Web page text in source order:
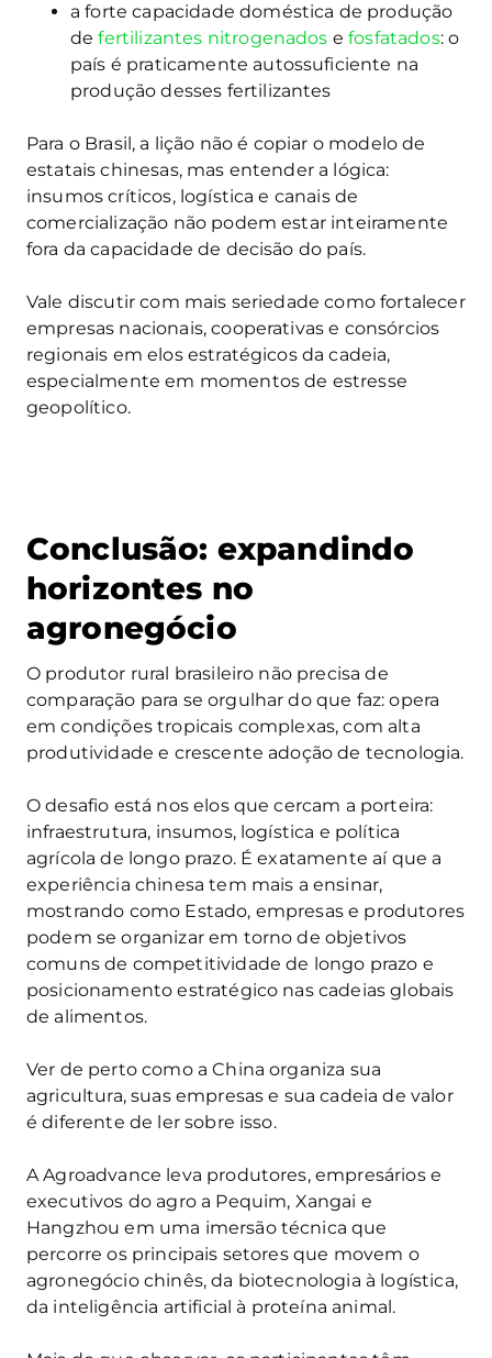
a forte capacidade doméstica de produção
defertilizantes nitrogenados efosfatados: o
país é praticamente autossuficiente na
produção desses fertilizantes
Para o Brasil, a lição não é copiar o modelo de
estatais chinesas, mas entender a lógica:
insumos críticos, logística e canais de
comercialização não podem estar inteiramente
fora da capacidade de decisão do país.
Vale discutir com mais seriedade como fortalecer
empresas nacionais, cooperativas e consórcios
regionais em elos estratégicos da cadeia,
especialmente em momentos de estresse
geopolítico.
Conclusão: expandindo
horizontes no
agronegócio
O produtor rural brasileiro não precisa de
comparação para se orgulhar do que faz: opera
em condições tropicais complexas, com alta
produtividade e crescente adoção de tecnologia.
O desafio está nos elos que cercam a porteira:
infraestrutura, insumos, logística e política
agrícola de longo prazo. É exatamente aí que a
experiência chinesa tem mais a ensinar,
mostrando como Estado, empresas e produtores
podem se organizar em torno de objetivos
comuns de competitividade de longo prazo e
posicionamento estratégico nas cadeias globais
de alimentos.
Ver de perto como a China organiza sua
agricultura, suas empresas e sua cadeia de valor
é diferente de ler sobre isso.
A Agroadvance leva produtores, empresários e
executivos do agro a Pequim, Xangai e
Hangzhou em uma imersão técnica que
percorre os principais setores que movem o
agronegócio chinês, da biotecnologia à logística,
da inteligência artificial à proteína animal.